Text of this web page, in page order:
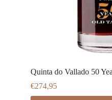
Quinta do Vallado 50
€274,95